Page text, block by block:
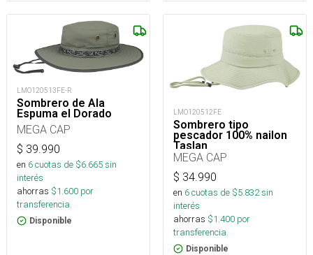
LMO120513FE-R
Sombrero de Ala
Espuma el Dorado
MEGA CAP
$ 39.990
en 6cuotas de $6.665sin
interés
ahorras $1.600 por
transferencia.
Disponible
LMO120512FE
Sombrero tipo
pescador 100% nailon
Taslan
MEGA CAP
$ 34.990
en 6cuotas de $5.832sin
interés
ahorras $1.400 por
transferencia.
Disponible